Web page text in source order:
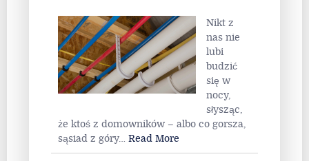
Nikt z
nas nie
lubi
budzić
się w
nocy,
słysząc,
że ktoś z domowników – albo co gorsza,
sąsiad z góry… Read More